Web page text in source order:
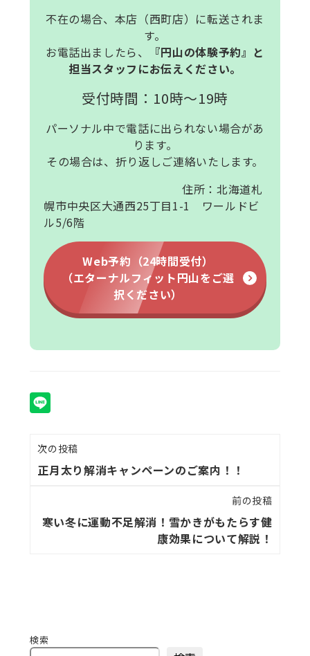
不在の場合、本店（西町店）に転送されま
す。
お電話出ましたら、
『円山の体験予約』と
担当スタッフにお伝えください。
受付時間：10時～19時
パーソナル中で電話に出られない場合があ
ります。
その場合は、折り返しご連絡いたします。
住所：北海道札
幌市中央区大通西25丁目1-1 ワールドビ
ル5/6階
Web予約（24時間受付）
（エターナルフィット円山をご選
択ください）
次の投稿
正月太り解消キャンペーンのご案内！！
前の投稿
寒い冬に運動不足解消！雪かきがもたらす健
康効果について解説！
検索